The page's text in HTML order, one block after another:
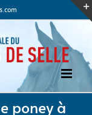
poney à